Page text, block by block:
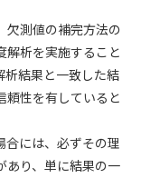
欠測値の補完方法の
解析を実施すること
析結果と一致した結
頼性を有していると
合には、必ずその理
あり、単に結果の一